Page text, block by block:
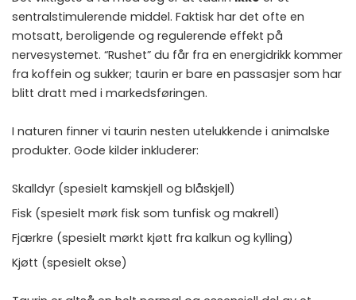
sentralstimulerende middel. Faktisk har det ofte en
motsatt, beroligende og regulerende effekt på
nervesystemet. “Rushet” du får fra en energidrikk kommer
fra koffein og sukker; taurin er bare en passasjer som har
blitt dratt med i markedsføringen.
I naturen finner vi taurin nesten utelukkende i animalske
produkter. Gode kilder inkluderer:
Skalldyr (spesielt kamskjell og blåskjell)
Fisk (spesielt mørk fisk som tunfisk og makrell)
Fjærkre (spesielt mørkt kjøtt fra kalkun og kylling)
Kjøtt (spesielt okse)